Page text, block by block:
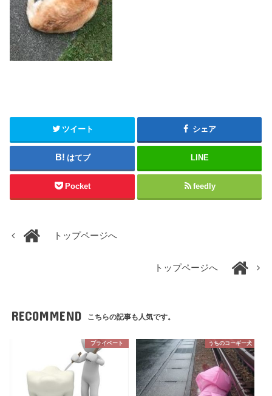
ツイート シェア
はてブ LINE
Pocket feedly
トップページへ
トップページへ
RECOMMEND こちらの記事も人気です。
プライベート うちのコーギー犬